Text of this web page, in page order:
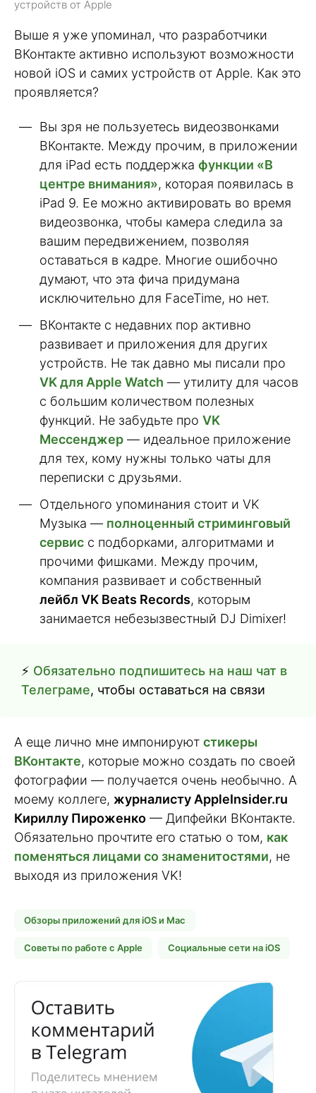
устройств от Apple
Выше я уже упоминал, что разработчики
ВКонтакте активно используют возможности
новой iOS и самих устройств от Apple. Как это
проявляется?
Вы зря не пользуетесь видеозвонками
ВКонтакте. Между прочим, в приложении
для iPad есть поддержка функции «В
центре внимания», которая появилась в
iPad 9. Ее можно активировать во время
видеозвонка, чтобы камера следила за
вашим передвижением, позволяя
оставаться в кадре. Многие ошибочно
думают, что эта фича придумана
исключительно для FaceTime, но нет.
ВКонтакте с недавних пор активно
развивает и приложения для других
устройств. Не так давно мы писали про
VK для Apple Watch — утилиту для часов
с большим количеством полезных
функций. Не забудьте про VK
Мессенджер — идеальное приложение
для тех, кому нужны только чаты для
переписки с друзьями.
Отдельного упоминания стоит и VK
Музыка — полноценный стриминговый
сервис с подборками, алгоритмами и
прочими фишками. Между прочим,
компания развивает и собственный
лейбл VK Beats Records, которым
занимается небезызвестный DJ Dimixer!
⚡️ Обязательно подпишитесь на наш чат в
Телеграме, чтобы оставаться на связи
А еще лично мне импонируют стикеры
ВКонтакте, которые можно создать по своей
фотографии — получается очень необычно. А
моему коллеге, журналисту AppleInsider.ru
Кириллу Пироженко — Дипфейки ВКонтакте.
Обязательно прочтите его статью о том, как
поменяться лицами со знаменитостями, не
выходя из приложения VK!
Обзоры приложений для iOS и Mac
Советы по работе с Apple Социальные сети на iOS